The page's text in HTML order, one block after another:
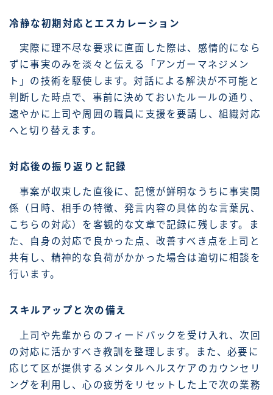
冷静な初期対応とエスカレーション
実際に理不尽な要求に直面した際は、感情的になら
ずに事実のみを淡々と伝える「アンガーマネジメン
ト」の技術を駆使します。対話による解決が不可能と
判断した時点で、事前に決めておいたルールの通り、
速やかに上司や周囲の職員に支援を要請し、組織対応
へと切り替えます。
対応後の振り返りと記録
事案が収束した直後に、記憶が鮮明なうちに事実関
係（日時、相手の特徴、発言内容の具体的な言葉尻、
こちらの対応）を客観的な文章で記録に残します。ま
た、自身の対応で良かった点、改善すべき点を上司と
共有し、精神的な負荷がかかった場合は適切に相談を
行います。
スキルアップと次の備え
上司や先輩からのフィードバックを受け入れ、次回
の対応に活かすべき教訓を整理します。また、必要に
応じて区が提供するメンタルヘルスケアのカウンセリ
ングを利用し、心の疲労をリセットした上で次の業務